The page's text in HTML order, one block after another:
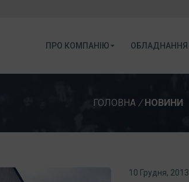
ПРО КОМПАНІЮ ОБЛАДНАННЯ
ГОЛОВНА /НОВИНИ
10 Грудня, 2013